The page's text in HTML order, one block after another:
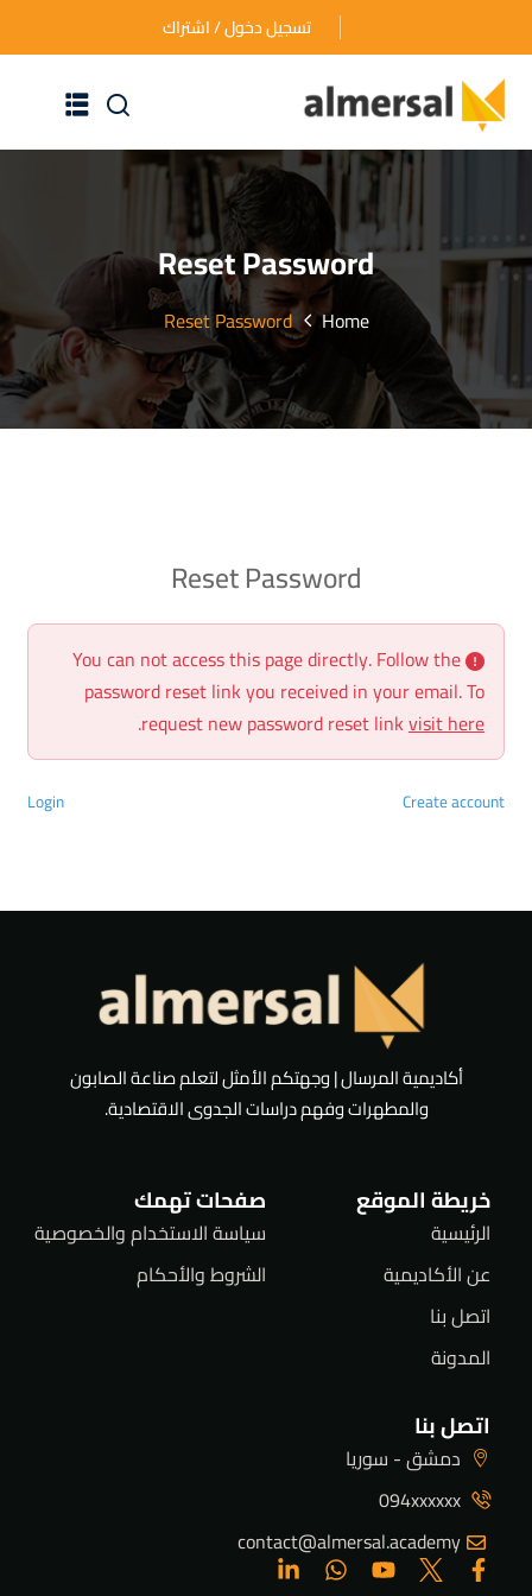
تسجيل دخول / اشتراك
الرئيسية
عن الأكاديمية
دوراتنا التدريبية
الأسئلة المتكررة
اتصل بنا
Reset Password
Home
Reset Password
Reset Password
You can not access this page directly. Follow the
password reset link you received in your email. To
request new password reset linkvisit here
.
Login Create account
أكاديمية المرسال | وجهتكم الأمثل لتعلم صناعة الصابون
والمطهرات وفهم دراسات الجدوى الاقتصادية.
خريطة الموقع
الرئيسية
عن الأكاديمية
اتصل بنا
المدونة
صفحات تهمك
سياسة الاستخدام والخصوصية
الشروط والأحكام
اتصل بنا
دمشق - سوريا
094xxxxxx
contact@almersal.academy